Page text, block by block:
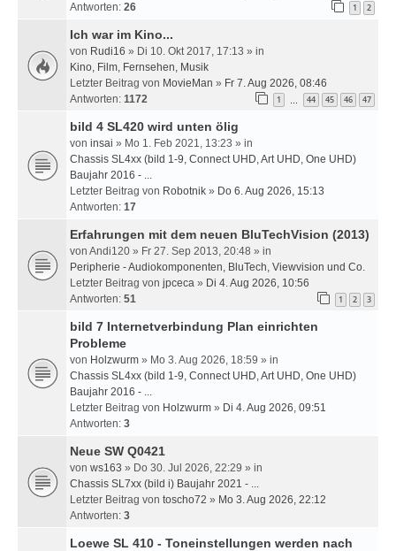
Antworten: 26 1 2
Ich war im Kino...
von Rudi16 » Di 10. Okt 2017, 17:13 » in
Kino, Film, Fernsehen, Musik
Letzter Beitrag von MovieMan » Fr 7. Aug 2026, 08:46
Antworten: 1172 1 44 45 46 47
bild 4 SL420 wird unten ölig
von insai » Mo 1. Feb 2021, 13:23 » in
Chassis SL4xx (bild 1-9, Connect UHD, Art UHD, One UHD)
Baujahr 2016 - ...
Letzter Beitrag von Robotnik » Do 6. Aug 2026, 15:13
Antworten: 17
Erfahrungen mit dem neuen BluTechVision (2013)
von Andi120 » Fr 27. Sep 2013, 20:48 » in
Peripherie - Audiokomponenten, BluTech, Viewvision und Co.
Letzter Beitrag von jpceca » Di 4. Aug 2026, 10:56
Antworten: 51 1 2 3
bild 7 Internetverbindung Plan einrichten
Probleme
von Holzwurm » Mo 3. Aug 2026, 18:59 » in
Chassis SL4xx (bild 1-9, Connect UHD, Art UHD, One UHD)
Baujahr 2016 - ...
Letzter Beitrag von Holzwurm » Di 4. Aug 2026, 09:51
Antworten: 3
Neue SW Q0421
von ws163 » Do 30. Jul 2026, 22:29 » in
Chassis SL7xx (bild i) Baujahr 2021 - ...
Letzter Beitrag von toscho72 » Mo 3. Aug 2026, 22:12
Antworten: 3
Loewe SL 410 - Toneinstellungen werden nach